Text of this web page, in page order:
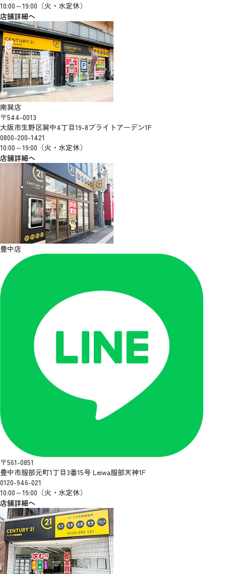
10:00～19:00（火・水定休）
店舗詳細へ
南巽店
〒544-0013
大阪市生野区巽中4丁目19-8ブライトアーデン1F
0800-200-1421
10:00～19:00（火・水定休）
店舗詳細へ
豊中店
〒561-0851
豊中市服部元町1丁目3番15号 Leiwa服部天神1F
0120-946-021
10:00～19:00（火・水定休）
店舗詳細へ